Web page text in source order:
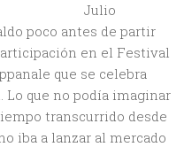
Julio
poco antes de partir
en el Festival
que se celebra
Lo que no podía imaginar
transcurrido desde
iba a lanzar al mercado